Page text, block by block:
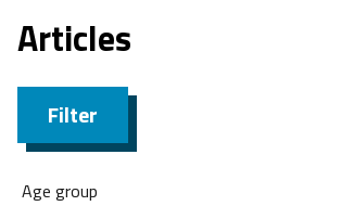
Articles
Filter
Age group